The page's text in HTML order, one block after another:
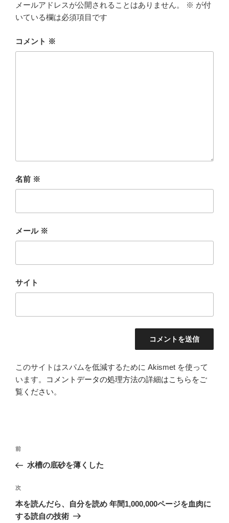
メールアドレスが公開されることはありません。 ※ が付
いている欄は必須項目です
コメント ※
名前 ※
メール ※
サイト
このサイトはスパムを低減するために Akismet を使って
います。
コメントデータの処理方法の詳細はこちらをご
覧ください。
投
ナ
ビ
ゲ
ー
前
の
稿
前
水槽の底砂を薄くした
次
の
投
次
本を読んだら、自分を読め 年間1,000,000ページを血肉に
する読自の技術